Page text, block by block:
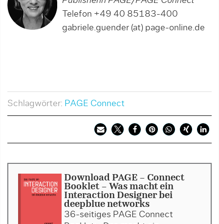
Telefon +49 40 85183-400
gabriele.guender (at) page-online.de
Schlagwörter: PAGE Connect
Download PAGE - Connect
Booklet - Was macht ein
Interaction Designer bei
deepblue networks
36-seitiges PAGE Connect